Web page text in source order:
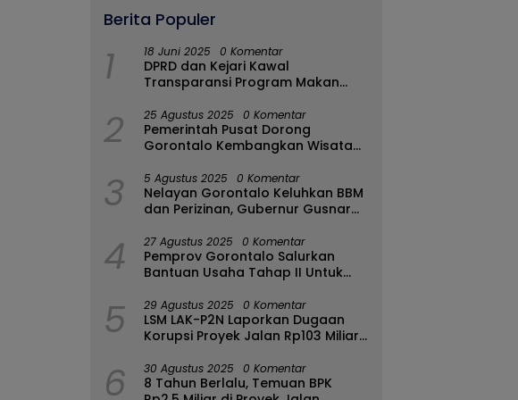
Berita Populer
1 18 Juni 2025 0 Komentar
DPRD dan Kejari Kawal
Transparansi Program Makan
2 25 Agustus 2025 0 Komentar
Pemerintah Pusat Dorong
Gorontalo Kembangkan Wisata
3 5 Agustus 2025 0 Komentar
Nelayan Gorontalo Keluhkan BBM
dan Perizinan, Gubernur Gusnar
4 27 Agustus 2025 0 Komentar
Pemprov Gorontalo Salurkan
Bantuan Usaha Tahap II Untuk
Bulango
5 29 Agustus 2025 0 Komentar
LSM LAK-P2N Laporkan Dugaan
Korupsi Proyek Jalan Rp103 Miliar
6 30 Agustus 2025 0 Komentar
8 Tahun Berlalu, Temuan BPK